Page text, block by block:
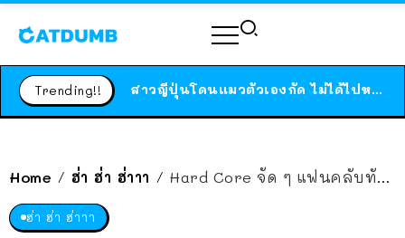
Trending!! ได้เวลาเด็กหนวดรวมตัว RF Online Next เปิดให้เล่นแล้ว เกม Sci-Fi MMORPG ระดับตำนาน เล่นได้ทั้งมือถือและ PC
สาวญี่ปุ่นโดนแมวตัวเองกัด ไม่ได้ไปหาหมอตั้งแต่เนิ่นๆ สุดท้ายขาบวม กลายเป็นโรคเนื้อเน่า เตือนทาสแมวทั้งหลายให้ระวัง
Home / ฮ่า ฮ่า ฮ่าาา / Hard Core จัด ๆ แฟนคลับทัก ปู่จ๋าน ลองไมค์ ขอให้ทำบางอย่าง เจ้าตัวขอสละสิทธิ กลายเป็นไวรัล
ฮ่า ฮ่า ฮ่าาา